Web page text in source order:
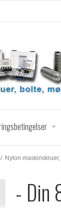
/ Nylon
- Din